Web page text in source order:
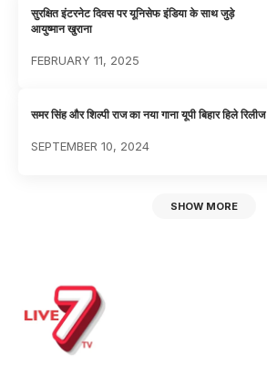
सुरक्षित इंटरनेट दिवस पर यूनिसेफ इंडिया के साथ जुड़े
आयुष्मान खुराना
FEBRUARY 11, 2025
समर सिंह और शिल्पी राज का नया गाना यूपी बिहार हिले रिलीज
SEPTEMBER 10, 2024
SHOW MORE